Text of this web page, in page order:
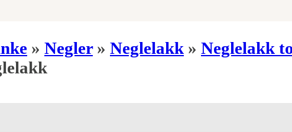
» Negler» Neglelakk » Neglelakk